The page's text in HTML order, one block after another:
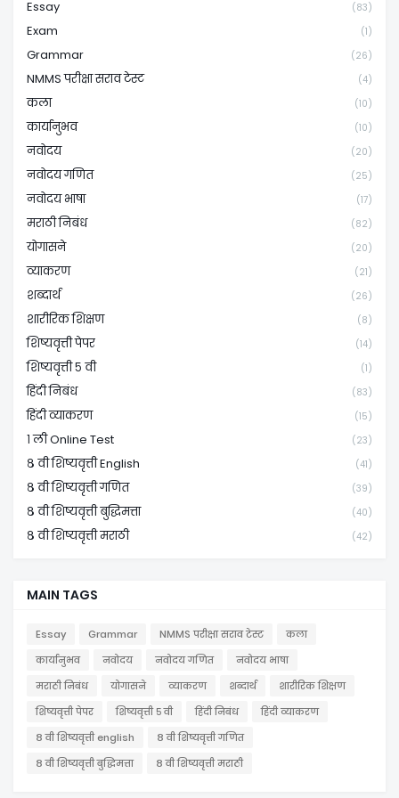
Essay (83)
Exam (1)
Grammar (26)
NMMS परीक्षा सराव टेस्ट (4)
कला (10)
कार्यानुभव (10)
नवोदय (20)
नवोदय गणित (25)
नवोदय भाषा (17)
मराठी निबंध (82)
योगासने (20)
व्याकरण (21)
शब्दार्थ (26)
शारीरिक शिक्षण (8)
शिष्यवृत्ती पेपर (14)
शिष्यवृत्ती ५ वी (1)
हिंदी निबंध (83)
हिंदी व्याकरण (15)
१ ली Online Test (23)
८ वी शिष्यवृत्ती English (41)
८ वी शिष्यवृत्ती गणित (39)
८ वी शिष्यवृत्ती बुद्धिमत्ता (40)
८ वी शिष्यवृत्ती मराठी (42)
MAIN TAGS
Essay Grammar NMMS परीक्षा सराव टेस्ट
कला
कार्यानुभव
नवोदय नवोदय गणित
नवोदय भाषा
मराठी निबंध
योगासने व्याकरण शब्दार्थ
शारीरिक शिक्षण
शिष्यवृत्ती पेपर
शिष्यवृत्ती ५ वी हिंदी निबंध
हिंदी व्याकरण
८ वी शिष्यवृत्ती english
८ वी शिष्यवृत्ती गणित
८ वी शिष्यवृत्ती बुद्धिमत्ता
८ वी शिष्यवृत्ती मराठी